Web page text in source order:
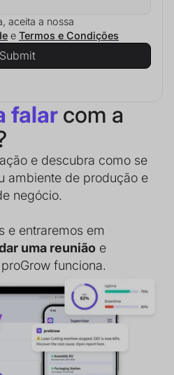
falar com a
e descubra como se
ambiente de produção e
negócio.
e entraremos em
uma reuniãoe
funciona.
aceita a nossa
e Termos e Condições